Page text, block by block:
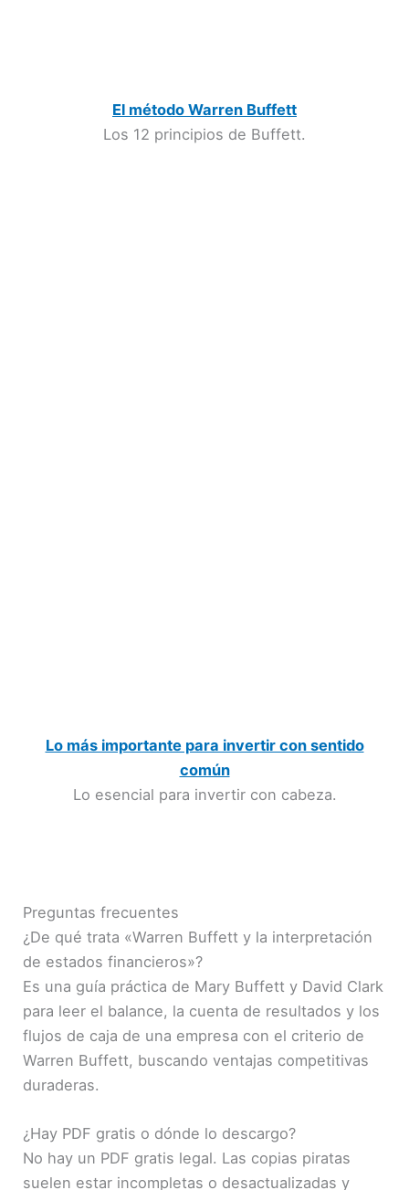
El método Warren Buffett
Los 12 principios de Buffett.
Lo más importante para invertir con sentido
común
Lo esencial para invertir con cabeza.
Preguntas frecuentes
¿De qué trata «Warren Buffett y la interpretación
de estados financieros»?
Es una guía práctica de Mary Buffett y David Clark
para leer el balance, la cuenta de resultados y los
flujos de caja de una empresa con el criterio de
Warren Buffett, buscando ventajas competitivas
duraderas.
¿Hay PDF gratis o dónde lo descargo?
No hay un PDF gratis legal. Las copias piratas
suelen estar incompletas o desactualizadas y